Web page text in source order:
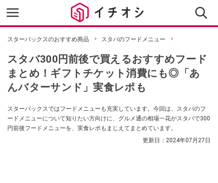
スターバックスのおすすめ商品 スタバのフードメニュー
スタバ300円前後で買えるおすすめフード
まとめ！ギフトチケット消費にも◎「あ
んバターサンド」実食レポも
スターバックスではフードメニューも充実しています。今回は、スタバのフ
ードメニューについて知りたい方向けに、グルメ通の相場一花がスタバで300
円前後フードメニューを、実食レポもまじえてまとめています。
更新日： 2024年07月27日